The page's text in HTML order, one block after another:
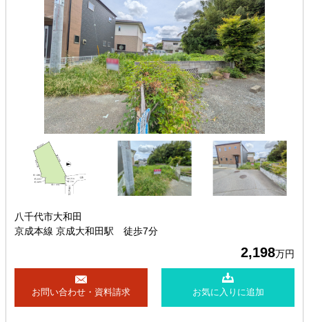
八千代市大和田
京成本線 京成大和田駅 徒歩7分
2,198万円
お問い合わせ・資料請求 お気に入りに追加